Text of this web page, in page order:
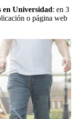
en Universidad: en 3
o página web